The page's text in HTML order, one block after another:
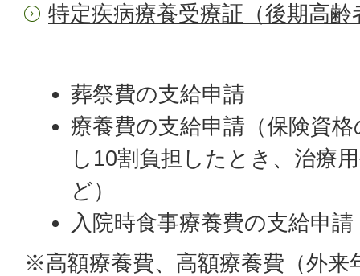
特定疾病療養受療証（後期高齢
葬祭費の支給申請
療養費の支給申請（保険資
し10割負担したとき、治療
ど）
入院時食事療養費の支給申請
※高額療養費、高額療養費（外来